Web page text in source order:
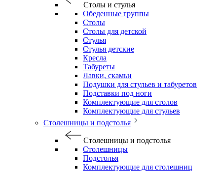
Столы и стулья
Обеденные группы
Столы
Столы для детской
Стулья
Стулья детские
Кресла
Табуреты
Лавки, скамьи
Подушки для стульев и табуретов
Подставки под ноги
Комплектующие для столов
Комплектующие для стульев
Столешницы и подстолья
Столешницы и подстолья
Столешницы
Подстолья
Комплектующие для столешниц